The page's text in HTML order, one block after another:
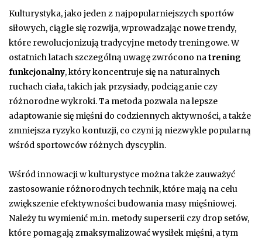
Kulturystyka, jako jeden z najpopularniejszych sportów
siłowych, ciągle się rozwija, wprowadzając nowe trendy,
które rewolucjonizują tradycyjne metody treningowe. W
ostatnich latach szczególną uwagę zwrócono natrening
funkcjonalny, który koncentruje się na naturalnych
ruchach ciała, takich jak przysiady, podciąganie czy
różnorodne wykroki. Ta metoda pozwala na lepsze
adaptowanie się mięśni do codziennych aktywności, a także
zmniejsza ryzyko kontuzji, co czyni ją niezwykle popularną
wśród sportowców różnych dyscyplin.
Wśród innowacji w kulturystyce można także zauważyć
zastosowanie różnorodnych technik, które mają na celu
zwiększenie efektywności budowania masy mięśniowej.
Należy tu wymienić m.in. metody superserii czy drop setów,
które pomagają zmaksymalizować wysiłek mięśni, a tym